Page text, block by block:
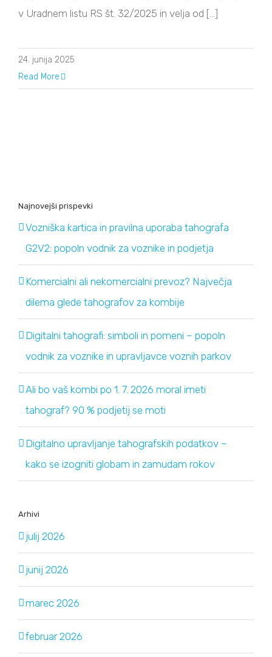
v Uradnem listu RS št. 32/2025 in velja od [...]
24. junija 2025
Read More
Najnovejši prispevki
Vozniška kartica in pravilna uporaba tahografa
G2V2: popoln vodnik za voznike in podjetja
Komercialni ali nekomercialni prevoz? Največja
dilema glede tahografov za kombije
Digitalni tahografi: simboli in pomeni – popoln
vodnik za voznike in upravljavce voznih parkov
Ali bo vaš kombi po 1. 7. 2026 moral imeti
tahograf? 90 % podjetij se moti
Digitalno upravljanje tahografskih podatkov –
kako se izogniti globam in zamudam rokov
Arhivi
julij 2026
junij 2026
marec 2026
februar 2026